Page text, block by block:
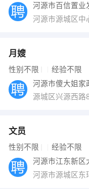
河源市百信置业
河源市源城区中
月嫂
性别不限 经验不限
河源市傻大姐家
源城区兴源西路
文员
性别不限 经验不限
河源市源城区东